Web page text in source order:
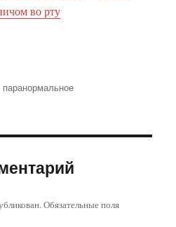
во рту
Метки
паранормальное
Обязательные поля